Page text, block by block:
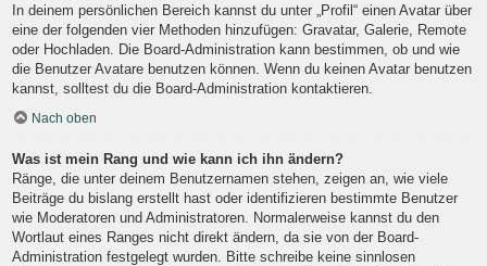
In deinem persönlichen Bereich kannst du unter „Profil“ einen Avatar über
eine der folgenden vier Methoden hinzufügen: Gravatar, Galerie, Remote
oder Hochladen. Die Board-Administration kann bestimmen, ob und wie
die Benutzer Avatare benutzen können. Wenn du keinen Avatar benutzen
kannst, solltest du die Board-Administration kontaktieren.
Nach oben
Was ist mein Rang und wie kann ich ihn ändern?
Ränge, die unter deinem Benutzernamen stehen, zeigen an, wie viele
Beiträge du bislang erstellt hast oder identifizieren bestimmte Benutzer
wie Moderatoren und Administratoren. Normalerweise kannst du den
Wortlaut eines Ranges nicht direkt ändern, da sie von der Board-
Administration festgelegt wurden. Bitte schreibe keine sinnlosen